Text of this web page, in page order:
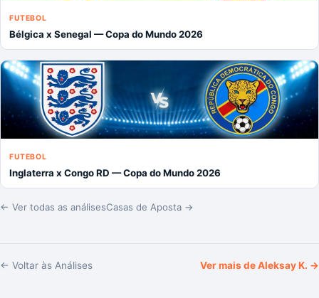
FUTEBOL
Bélgica x Senegal — Copa do Mundo 2026
FUTEBOL
Inglaterra x Congo RD — Copa do Mundo 2026
← Ver todas as análisesCasas de Aposta →
← Voltar às Análises Ver mais deAleksay K. →